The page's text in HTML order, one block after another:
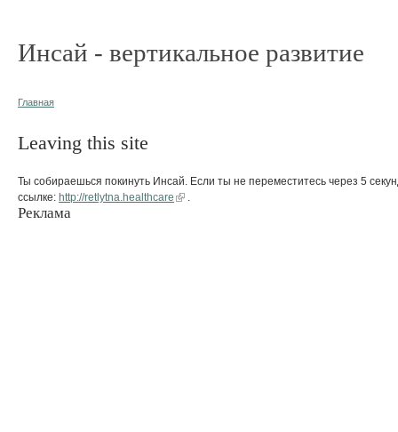
Инсай - вертикальное развитие
Главная
Leaving this site
Ты собираешься покинуть Инсай. Если ты не переместитесь через 5
ссылке: http://retlytna.healthcare
Реклама